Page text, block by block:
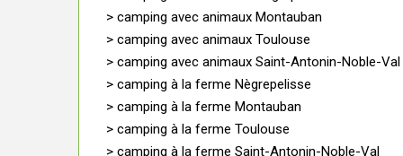
> camping avec animaux Montauban
> camping avec animaux Toulouse
> camping avec animaux Saint-Antonin-Noble-Val
> camping à la ferme Nègrepelisse
> camping à la ferme Montauban
> camping à la ferme Toulouse
> camping à la ferme Saint-Antonin-Noble-Val